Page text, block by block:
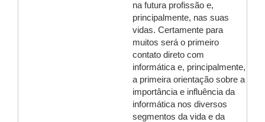
na futura profissão e,
principalmente, nas suas
vidas. Certamente para
muitos será o primeiro
contato direto com
informática e, principalmente,
a primeira orientação sobre a
importância e influência da
informática nos diversos
segmentos da vida e da